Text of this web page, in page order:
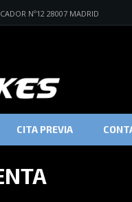
Nº12 28007 MADRID
CITA PREVIA